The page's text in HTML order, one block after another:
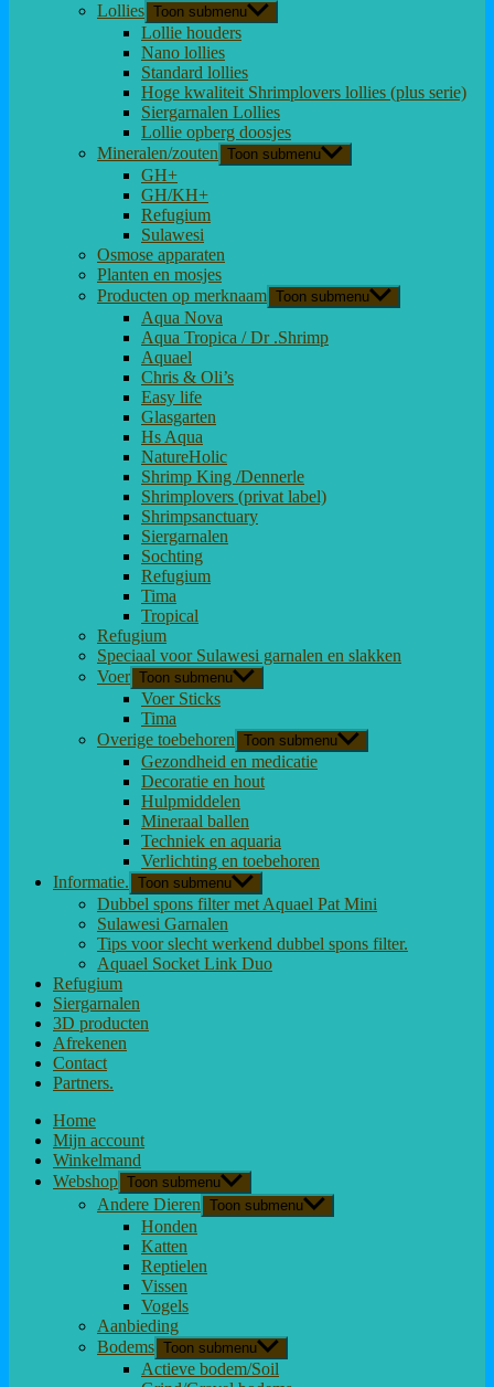
Lollies Toon submenu
Lollie houders
Nano lollies
Standard lollies
Hoge kwaliteit Shrimplovers lollies (plus serie)
Siergarnalen Lollies
Lollie opberg doosjes
Mineralen/zouten Toon submenu
GH+
GH/KH+
Refugium
Sulawesi
Osmose apparaten
Planten en mosjes
Producten op merknaam Toon submenu
Aqua Nova
Aqua Tropica / Dr .Shrimp
Aquael
Chris & Oli’s
Easy life
Glasgarten
Hs Aqua
NatureHolic
Shrimp King /Dennerle
Shrimplovers (privat label)
Shrimpsanctuary
Siergarnalen
Sochting
Refugium
Tima
Tropical
Refugium
Speciaal voor Sulawesi garnalen en slakken
Voer Toon submenu
Voer Sticks
Tima
Overige toebehoren Toon submenu
Gezondheid en medicatie
Decoratie en hout
Hulpmiddelen
Mineraal ballen
Techniek en aquaria
Verlichting en toebehoren
Informatie. Toon submenu
Dubbel spons filter met Aquael Pat Mini
Sulawesi Garnalen
Tips voor slecht werkend dubbel spons filter.
Aquael Socket Link Duo
Refugium
Siergarnalen
3D producten
Afrekenen
Contact
Partners.
Home
Mijn account
Winkelmand
Webshop Toon submenu
Andere Dieren Toon submenu
Honden
Katten
Reptielen
Vissen
Vogels
Aanbieding
Bodems Toon submenu
Actieve bodem/Soil